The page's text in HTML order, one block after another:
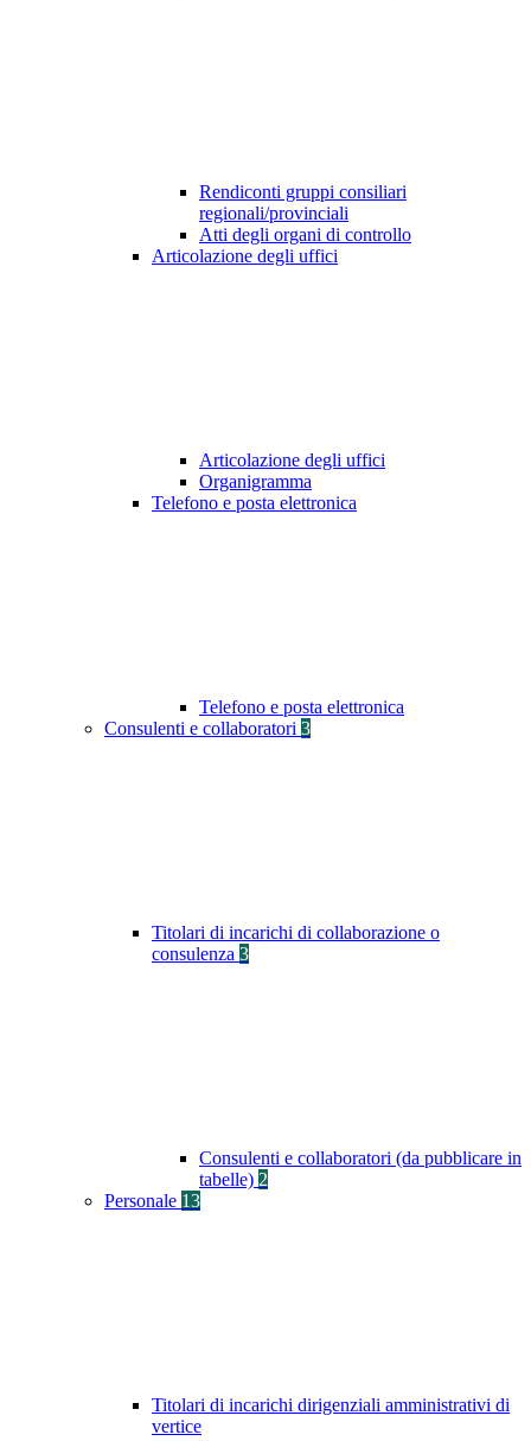
Rendiconti gruppi consiliari
regionali/provinciali
Atti degli organi di controllo
Articolazione degli uffici
Articolazione degli uffici
Organigramma
Telefono e posta elettronica
Telefono e posta elettronica
Consulenti e collaboratori 3
Titolari di incarichi di collaborazione o
consulenza 3
Consulenti e collaboratori (da pubblicare in
tabelle) 2
Personale 13
Titolari di incarichi dirigenziali amministrativi di
vertice